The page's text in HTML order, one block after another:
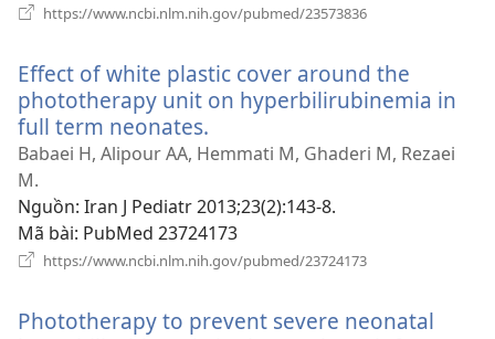
https://www.ncbi.nlm.nih.gov/pubmed/23573836
mới)
Effect of white plastic cover around the
phototherapy unit on hyperbilirubinemia in
full term neonates.
cửa
mới)
Babaei H, Alipour AA, Hemmati M, Ghaderi M, Rezaei
M.
Nguồn‎: Iran J Pediatr 2013;23(2):143-8.
Mã bài‎: PubMed 23724173
https://www.ncbi.nlm.nih.gov/pubmed/23724173
mới)
Phototherapy to prevent severe neonatal